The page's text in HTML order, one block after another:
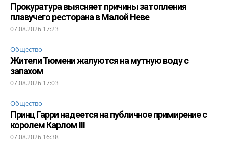
Прокуратура выясняет причины затопления
плавучего ресторана в Малой Неве
07.08.2026 17:23
Общество
Жители Тюмени жалуются на мутную воду с
запахом
07.08.2026 17:03
Общество
Принц Гарри надеется на публичное примирение с
королем Карлом III
07.08.2026 16:38